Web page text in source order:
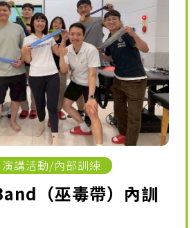
演講活動/內部訓練
（巫毒帶）內訓